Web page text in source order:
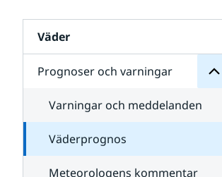
Väder
Prognoser och varningar
för
Varningar och meddelanden
Väderprognos
Meteorologens kommentar